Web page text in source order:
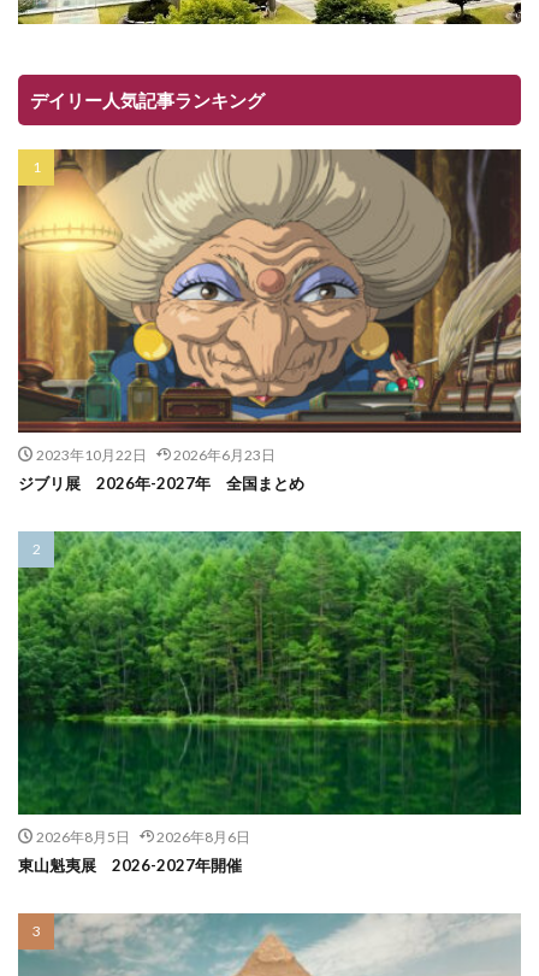
デイリー人気記事ランキング
2023年10月22日 2026年6月23日
ジブリ展 2026年-2027年 全国まとめ
2026年8月5日 2026年8月6日
東山魁夷展 2026-2027年開催